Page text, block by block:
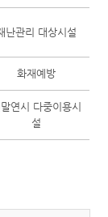
난관리 대상시설
화재예방
연시 다중이용시
설